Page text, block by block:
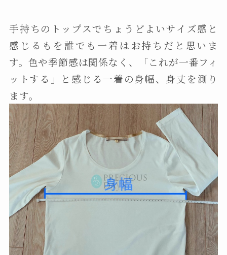
手持ちのトップスでちょうどよいサイズ感と
感じるもを誰でも一着はお持ちだと思いま
す。色や季節感は関係なく、「これが一番フィ
ットする」と感じる一着の身幅、身丈を測り
ます。